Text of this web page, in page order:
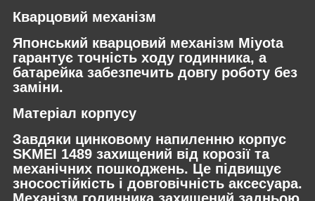
Кварцовий механізм
Японський кварцовий механізм Miyota
гарантує точність ходу годинника, а
батарейка забезпечить довгу роботу без
заміни.
Матеріал корпусу
Завдяки цинковому напиленню корпус
SKMEI 1489 захищений від корозії та
механічних пошкоджень. Це підвищує
зносостійкість і довговічність аксесуара.
Механізм годинника захищений задньою